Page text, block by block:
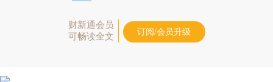
财新通会员
可畅读全文
订阅/会员升级